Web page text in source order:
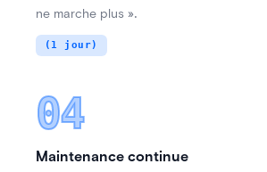
ne marche plus ».
(1 jour)
04
Maintenance continue